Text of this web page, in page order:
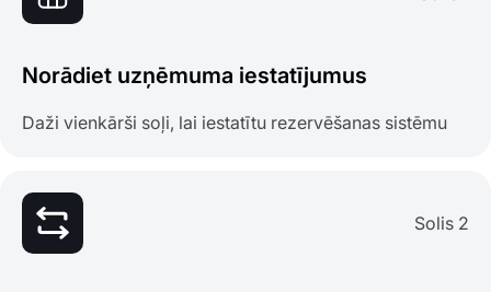
Norādiet uzņēmuma iestatījumus
Daži vienkārši soļi, lai iestatītu rezervēšanas sistēmu
Solis 2